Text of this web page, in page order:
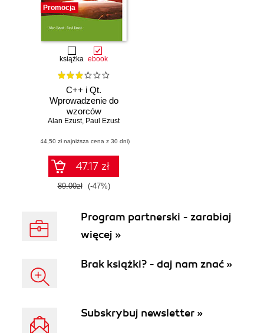
Promocja
książka ebook
C++ i Qt.
Wprowadzenie do
wzorców
projektowych.
Alan Ezust, Paul Ezust
(44,50 zł najniższa cena z 30 dni)
47.17 zł
89.00zł (-47%)
Program partnerski - zarabiaj
więcej »
Brak książki? - daj nam znać »
Subskrybuj newsletter »